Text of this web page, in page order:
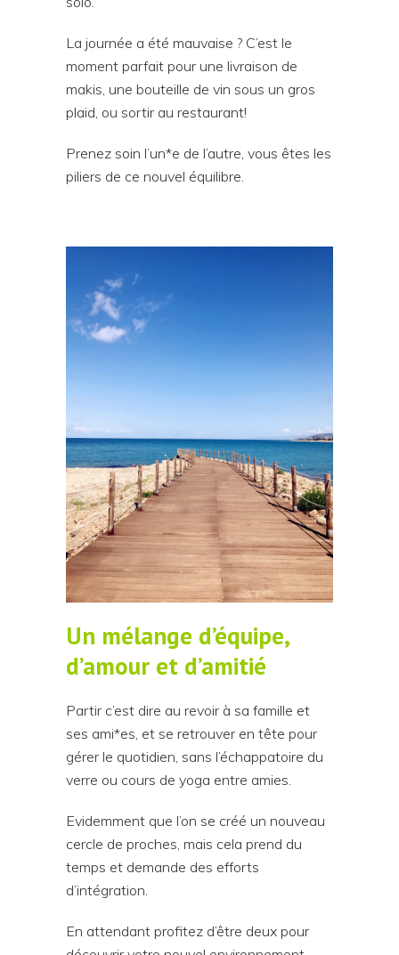
La journée a été mauvaise ? C’est le
moment parfait pour une livraison de
makis, une bouteille de vin sous un gros
plaid, ou sortir au restaurant!
Prenez soin l’un*e de l’autre, vous êtes les
piliers de ce nouvel équilibre.
Un mélange d’équipe,
d’amour et d’amitié
Partir c’est dire au revoir à sa famille et
ses ami*es, et se retrouver en tête pour
gérer le quotidien, sans l’échappatoire du
verre ou cours de yoga entre amies.
Evidemment que l’on se créé un nouveau
cercle de proches, mais cela prend du
temps et demande des efforts
d’intégration.
En attendant profitez d’être deux pour